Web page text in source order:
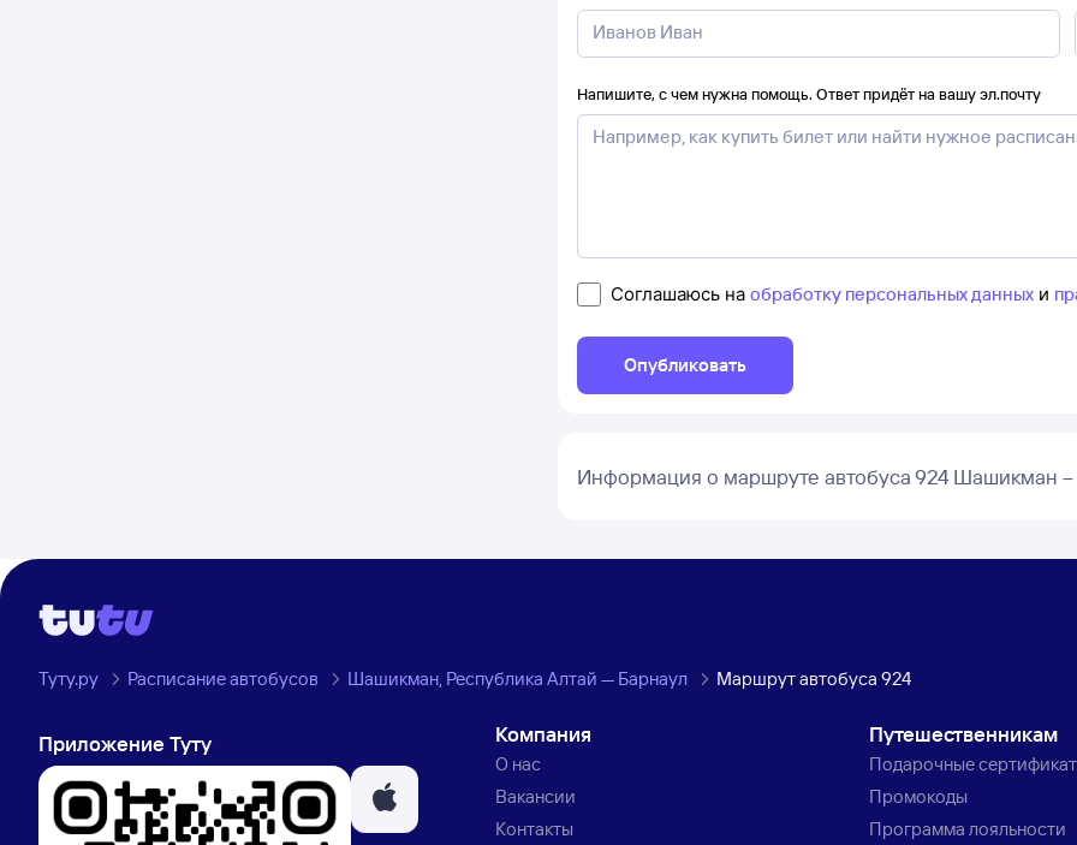
Напишите, с чем нужна помощь. Ответ придёт на вашу эл.почту
Соглашаюсь на обработку персональных данных и
Опубликовать
Информация о маршруте автобуса 924 Шашикман –
Туту.ру Расписание автобусов Шашикман, Республика Алтай — Барнаул Маршрут автобуса 924
Приложение Туту Компания
О нас
Вакансии
Контакты
Путешественникам
Подарочные
Промокоды
Программа лояльности